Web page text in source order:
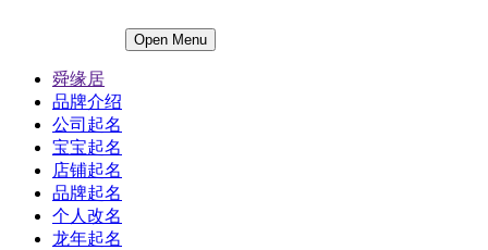
Open Menu
舜缘居
品牌介绍
公司起名
宝宝起名
店铺起名
品牌起名
个人改名
龙年起名